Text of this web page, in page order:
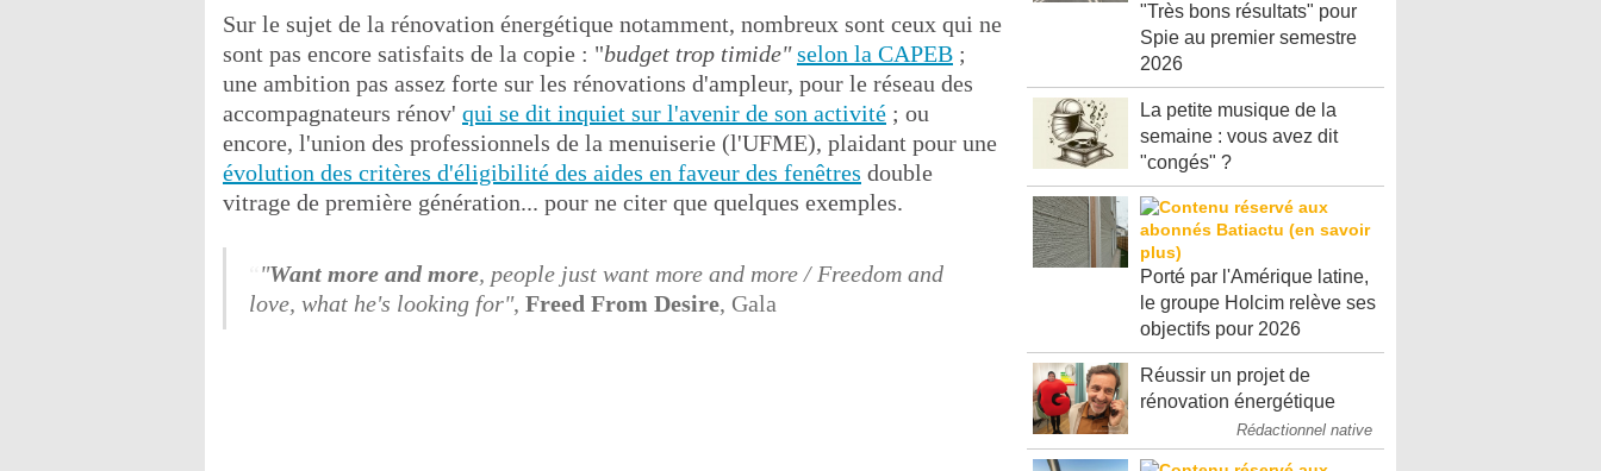
Sur le sujet de la rénovation énergétique notamment, nombreux sont ceux qui ne
sont pas encore satisfaits de la copie : "budget trop timide" selon la CAPEB ;
une ambition pas assez forte sur les rénovations d'ampleur, pour le réseau des
accompagnateurs rénov' qui se dit inquiet sur l'avenir de son activité ; ou
encore, l'union des professionnels de la menuiserie (l'UFME), plaidant pour une
évolution des critères d'éligibilité des aides en faveur des fenêtres double
vitrage de première génération... pour ne citer que quelques exemples.
"Want more and more, people just want more and more / Freedom and
love, what he's looking for", Freed From Desire, Gala
"Très bons résultats" pour
Spie au premier semestre
2026
La petite musique de la
semaine : vous avez dit
"congés" ?
Porté par l'Amérique latine,
le groupe Holcim relève ses
objectifs pour 2026
Réussir un projet de
rénovation énergétique
Rédactionnel native